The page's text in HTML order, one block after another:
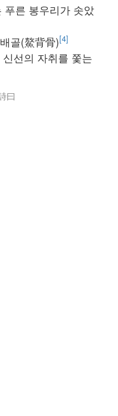
푸른 봉우리가 솟았
골(鰲背骨)[4]
선의 자취를 쫓는
曰